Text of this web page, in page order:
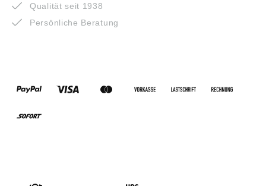
Qualität seit 1938
Persönliche Beratung